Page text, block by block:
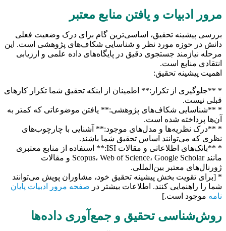
مرور ادبیات و یافتن منابع معتبر
بررسی پیشینه تحقیق، اساسی‌ترین گام برای درک وضعیت فعلی
دانش در حوزه مورد نظر و شناسایی شکاف‌های پژوهشی است. این
مرحله نیازمند جستجوی دقیق در پایگاه‌های داده علمی و ارزیابی
انتقادی منابع است.
اهمیت پیشینه تحقیق:
* **جلوگیری از تکرار:** اطمینان از اینکه تحقیق شما تکرار کارهای
قبلی نیست.
* **شناسایی شکاف‌های پژوهشی:** یافتن موضوعاتی که کمتر به
آن‌ها پرداخته شده است.
* **درک نظریه‌ها و مدل‌های موجود:** آشنایی با چارچوب‌های
نظری که می‌توانند اساس تحقیق شما باشند.
* **بانک‌های اطلاعاتی و مقالات ISI:** استفاده از منابع معتبری
مانند Scopus، Web of Science، Google Scholar و مقالات
ژورنال‌های معتبر بین‌المللی.
* [برای تقویت بخش پیشینه تحقیق خود، مشاوران پویش می‌توانند
شما را راهنمایی کنند. اطلاعات بیشتر در صفحه مرور ادبیات پایان
نامه موجود است.]
روش‌شناسی تحقیق و جمع‌آوری داده‌ها